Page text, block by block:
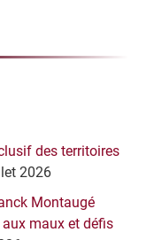
des territoires
2026
Montaugé
maux et défis